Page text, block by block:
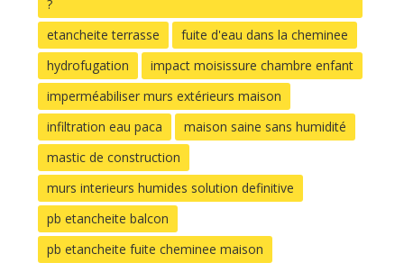
?
etancheite terrasse
fuite d'eau dans la cheminee
hydrofugation
impact moisissure chambre enfant
imperméabiliser murs extérieurs maison
infiltration eau paca
maison saine sans humidité
mastic de construction
murs interieurs humides solution definitive
pb etancheite balcon
pb etancheite fuite cheminee maison